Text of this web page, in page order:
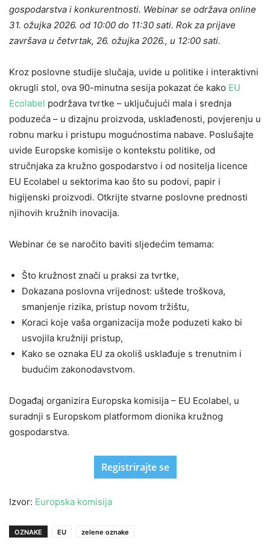
gospodarstva i konkurentnosti. Webinar se održava online
31. ožujka 2026. od 10:00 do 11:30 sati. Rok za prijave
završava u četvrtak, 26. ožujka 2026., u 12:00 sati.
Kroz poslovne studije slučaja, uvide u politike i interaktivni
okrugli stol, ova 90-minutna sesija pokazat će kako EU
Ecolabel podržava tvrtke – uključujući mala i srednja
poduzeća – u dizajnu proizvoda, usklađenosti, povjerenju u
robnu marku i pristupu mogućnostima nabave. Poslušajte
uvide Europske komisije o kontekstu politike, od
stručnjaka za kružno gospodarstvo i od nositelja licence
EU Ecolabel u sektorima kao što su podovi, papir i
higijenski proizvodi. Otkrijte stvarne poslovne prednosti
njihovih kružnih inovacija.
Webinar će se naročito baviti sljedećim temama:
Što kružnost znači u praksi za tvrtke,
Dokazana poslovna vrijednost: uštede troškova,
smanjenje rizika, pristup novom tržištu,
Koraci koje vaša organizacija može poduzeti kako bi
usvojila kružniji pristup,
Kako se oznaka EU za okoliš usklađuje s trenutnim i
budućim zakonodavstvom.
Događaj organizira Europska komisija – EU Ecolabel, u
suradnji s Europskom platformom dionika kružnog
gospodarstva.
Registrirajte se
Izvor: Europska komisija
OZNAKE EU zelene oznake